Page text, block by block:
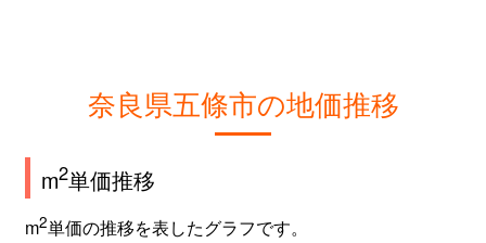
奈良県五條市の地価推移
m2単価推移
m2単価の推移を表したグラフです。